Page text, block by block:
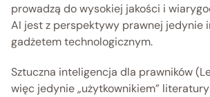
prowadzą do wysokiej jakości i
AI jest z perspektywy prawnej jedynie
gadżetem technologicznym.
Sztuczna inteligencja dla prawników
więc jedynie „użytkownikiem”